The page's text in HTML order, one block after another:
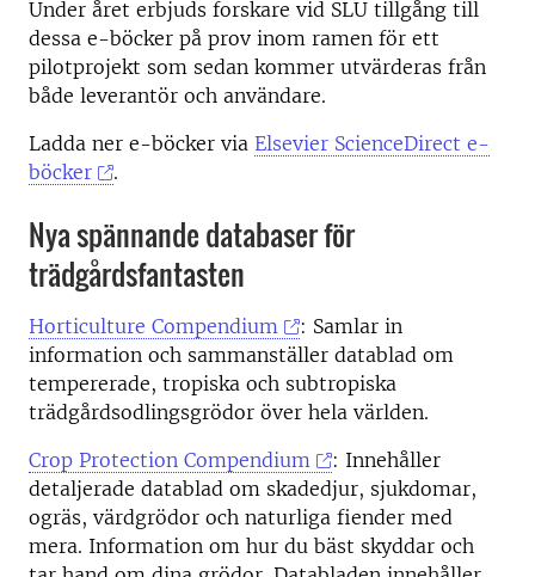
Under året erbjuds forskare vid SLU tillgång till
dessa e-böcker på prov inom ramen för ett
pilotprojekt som sedan kommer utvärderas från
både leverantör och användare.
Ladda ner e-böcker via Elsevier ScienceDirect e-
böcker
.
Nya spännande databaser för
trädgårdsfantasten
Horticulture Compendium
: Samlar in
information och sammanställer datablad om
tempererade, tropiska och subtropiska
trädgårdsodlingsgrödor över hela världen.
Crop Protection Compendium
: Innehåller
detaljerade datablad om skadedjur, sjukdomar,
ogräs, värdgrödor och naturliga fiender med
mera. Information om hur du bäst skyddar och